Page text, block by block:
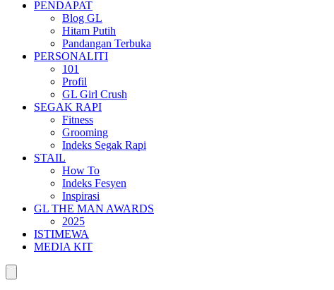
PENDAPAT
Blog GL
Hitam Putih
Pandangan Terbuka
PERSONALITI
101
Profil
GL Girl Crush
SEGAK RAPI
Fitness
Grooming
Indeks Segak Rapi
STAIL
How To
Indeks Fesyen
Inspirasi
GL THE MAN AWARDS
2025
ISTIMEWA
MEDIA KIT